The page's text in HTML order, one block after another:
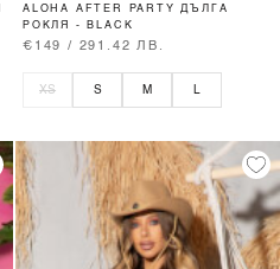
ALOHA AFTER PARTY ДЪЛГА
РОКЛЯ - BLACK
€149 / 291.42 ЛВ.
XS S M L